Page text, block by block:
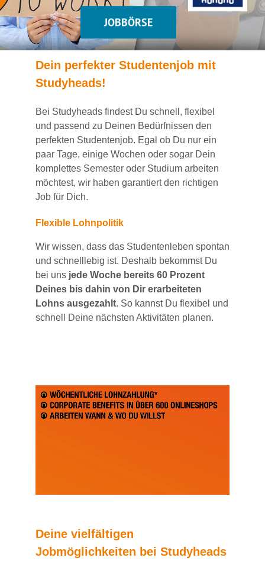
JOBBÖRSE
Dein perfekter Studentenjob mit
Studyheads!
Bei Studyheads findest Du schnell, flexibel
und passend zu Deinen Bedürfnissen den
perfekten Studentenjob. Egal ob Du nur ein
paar Tage, einige Wochen oder sogar Dein
komplettes Semester oder Studium arbeiten
möchtest, wir haben garantiertden richtigen
Job für Dich.
Flexible Lohnpolitik
Wir wissen, dass das Studentenleben spontan
und schnelllebig ist. Deshalb bekommst Du
bei uns jede Woche bereits 60 Prozent
Deines bis dahin von Dir erarbeiteten
Lohns ausgezahlt. So kannst Du flexibel und
schnell Deine nächsten Aktivitäten planen.
Deine vielfältigen
Jobmöglichkeiten bei Studyheads